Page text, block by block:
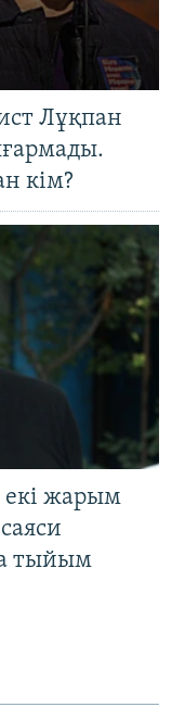
Лұқпан
кім?
жарым
тыйым